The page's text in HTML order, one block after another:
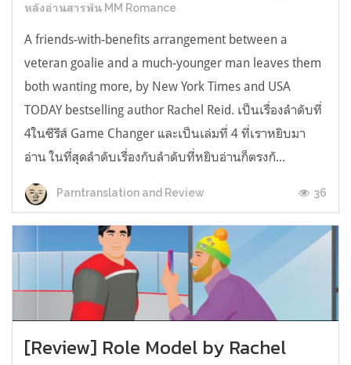
หลังอ่านสารพัน MM Romance
A friends-with-benefits arrangement between a
veteran goalie and a much-younger man leaves them
both wanting more, by New York Times and USA
TODAY bestselling author Rachel Reid. เป็นเรื่องลำดับที่
4ในซีรีส์ Game Changer และเป็นเล่มที่ 4 ที่เราหยิบมา
อ่าน ในที่สุดลำดับเรื่องกับลำดับที่หยิบอ่านก็ตรงกั...
Parntranslation and Review 36
[Review] Role Model by Rachel